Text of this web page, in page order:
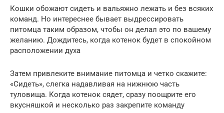
Кошки обожают сидеть и вальяжно лежать и без всяких
команд. Но интереснее бывает выдрессировать
питомца таким образом, чтобы он делал это по вашему
желанию. Дождитесь, когда котенок будет в спокойном
расположении духа
Затем привлеките внимание питомца и четко скажите:
«Сидеть», слегка надавливая на нижнюю часть
туловища. Когда котенок сядет, сразу поощрите его
вкусняшкой и несколько раз закрепите команду